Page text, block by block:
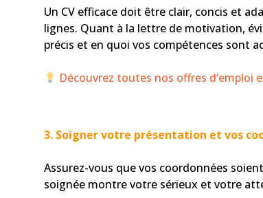
Un CV efficace doit être clair, concis et
lignes. Quant à la lettre de motivation,
précis et en quoi vos compétences sont
Découvrez toutes nos offres d’emploi
3. Soigner votre présentation et vos
Assurez-vous que vos coordonnées
soignée montre votre sérieux et votre